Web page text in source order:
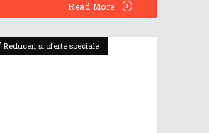
Read More
Reduceri și oferte speciale